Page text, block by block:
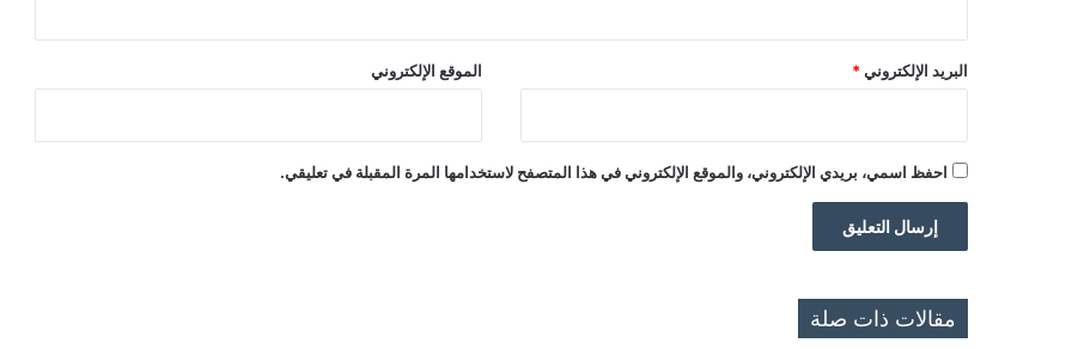
البريد الإلكتروني * الموقع الإلكتروني
احفظ اسمي، بريدي الإلكتروني، والموقع الإلكتروني في هذا المتصفح لاستخدامها المرة المقبلة في تعليقي.
مقالات ذات صلة